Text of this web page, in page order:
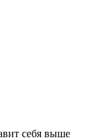
себя выше